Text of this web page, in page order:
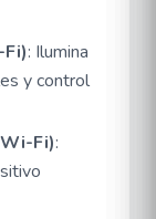
: Ilumina
y control
Fi):